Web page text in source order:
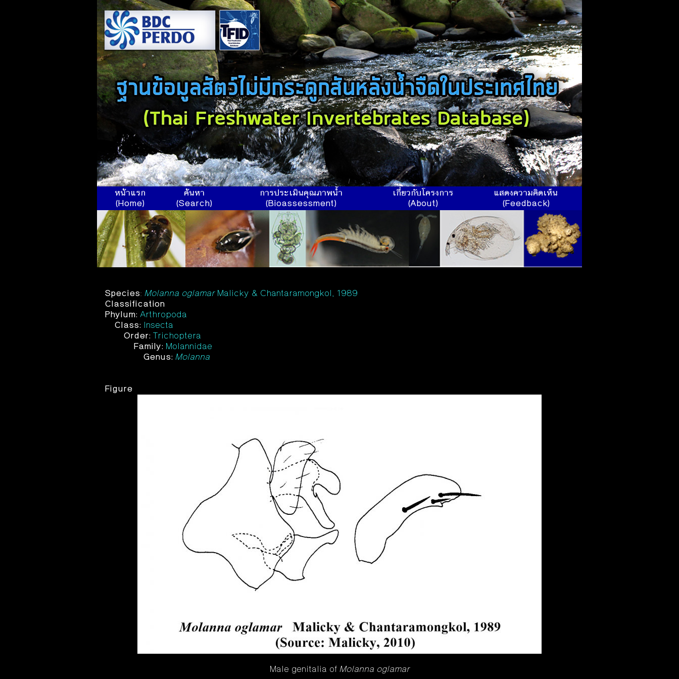
หน้าแรก
(Home)
ค้นหา
(Search)
การประเมินคุณภาพน้ำ
(Bioassessment)
เกี่ยวกับโครงการ
(About)
แสดงความคิดเห็น
(Feedback)
Species: Molanna oglamarMalicky & Chantaramongkol, 1989
Classification
Phylum: Arthropoda
Class: Insecta
Order: Trichoptera
Family: Molannidae
Genus: Molanna
Figure
Male genitalia ofMolanna oglamar